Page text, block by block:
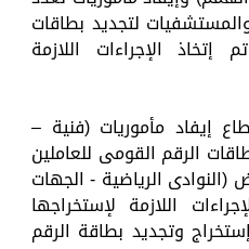
والمستشفيات لتجديد بطاقات
الإجراءات اللازمة
إيفاد مأموريات (فنية –
الرقم القومى للعاملين
(النوادى الرياضية - الجهات
اللازمة لإستخراجها
وتجديد بطاقة الرقم